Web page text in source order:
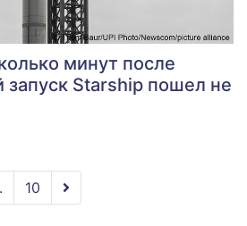
минут после
запуск Starship пошел не
10